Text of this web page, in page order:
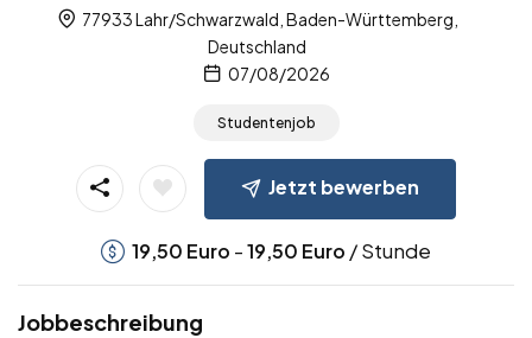
77933 Lahr/Schwarzwald, Baden-Württemberg,
Deutschland
07/08/2026
Studentenjob
Jetzt bewerben
19,50 Euro -19,50 Euro / Stunde
Jobbeschreibung